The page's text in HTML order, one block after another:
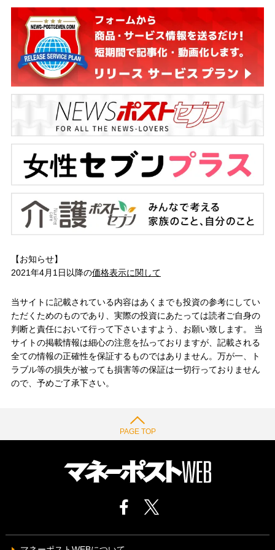
【お知らせ】
2021年4月1日以降の価格表示に関して
当サイトに記載されている内容はあくまでも投資の参考にしてい
ただくためのものであり、実際の投資にあたっては読者ご自身の
判断と責任において行って下さいますよう、お願い致します。 当
サイトの掲載情報は細心の注意を払っておりますが、記載される
全ての情報の正確性を保証するものではありません。万が一、ト
ラブル等の損失が被っても損害等の保証は一切行っておりません
ので、予めご了承下さい。
PAGE TOP